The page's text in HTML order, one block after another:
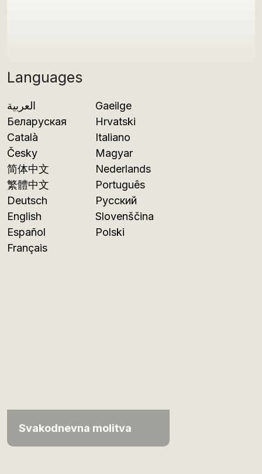
Languages
العربية
Беларуская
Català
Česky
简体中文
繁體中文
Deutsch
English
Español
Français
Gaeilge
Hrvatski
Italiano
Magyar
Nederlands
Português
Русский
Slovenščina
Polski
Svakodnevna molitva